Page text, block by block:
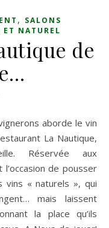
, SALONS
NATUREL
de
La Nautique,
Réservée aux
de pousser
vins « naturels », qui
mais laissent
la place qu’ils